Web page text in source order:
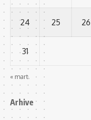
24 25 26
31
« mart.
Arhive